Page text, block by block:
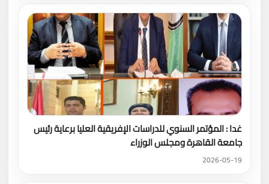
غدا : المؤتمر السنوي للدراسات الإفريقية العليا برعاية رئيس
جامعة القاهرة ومجلس الوزراء
2026-05-19